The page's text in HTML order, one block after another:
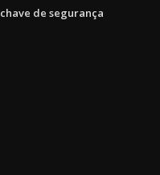
Bradesco الخدمات المصرفية عبر الإنترنت chave de segurança